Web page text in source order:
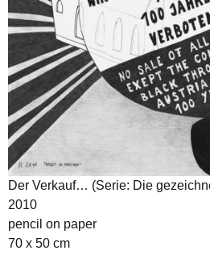
Der Verkauf… (Serie: Die
2010
pencil on paper
70 x 50 cm